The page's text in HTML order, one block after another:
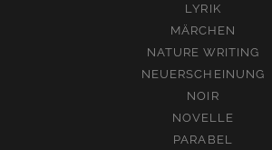
LYRIK
MÄRCHEN
NATURE WRITING
NEUERSCHEINUNG
NOIR
NOVELLE
PARABEL